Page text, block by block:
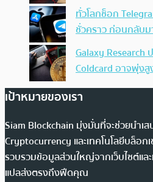
ทั่วโลกช็อก
ชั่วคราว ก่อนกลับม
Galaxy Research
Coldcard อาจพุ่ง
เป้าหมายของเรา
Siam Blockchain มุ่งมั่นที่จะช่วยนำเ
Cryptocurrency และเทคโนโลยีบล็อก
รวบรวมข้อมูลส่วนใหญ่จากเว็บไซต์แล
แปลส่งตรงถึงฟีดคุณ